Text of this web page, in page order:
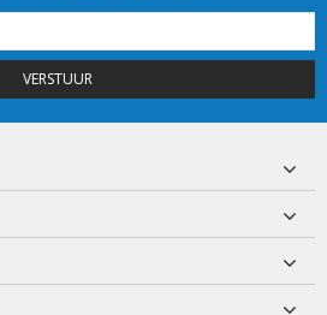
VERSTUUR